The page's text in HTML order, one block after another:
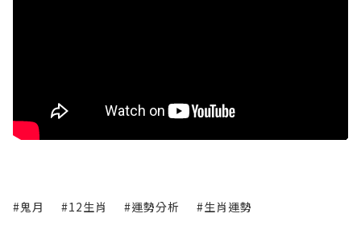
#鬼月 #12生肖 #運勢分析 #生肖運勢